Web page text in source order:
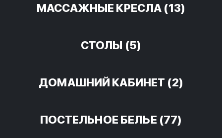
МАССАЖНЫЕ КРЕСЛА (13)
СТОЛЫ (5)
ДОМАШНИЙ КАБИНЕТ (2)
ПОСТЕЛЬНОЕ БЕЛЬЕ (77)